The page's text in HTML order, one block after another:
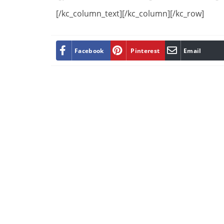
[/kc_column_text][/kc_column][/kc_row]
Facebook Pinterest Email